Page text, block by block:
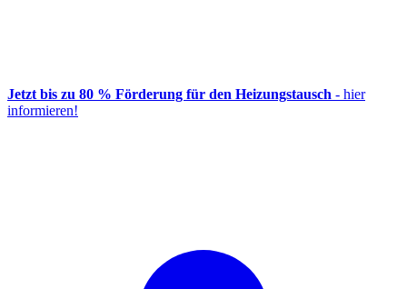
Jetzt bis zu 80 % Förderung für den Heizungstausch - hier
informieren!